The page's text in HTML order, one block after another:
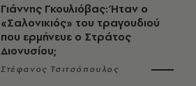
Γιάννης Γκουλιόβας: Ήταν ο
«Σαλονικιός» του τραγουδιού
που ερμήνευε ο Στράτος
Διονυσίου;
Στέφανος Τσιτσόπουλος